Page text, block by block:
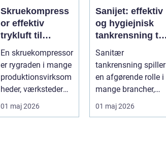
Skruekompress
or effektiv
trykluft til
industri og
værksted
En skruekompressor
er rygraden i mange
produktionsvirksom
heder, værksteder
og autohuse. Den
leverer ...
01 maj 2026
Sanijet: effektiv
og hygiejnisk
tankrensning til
krævende
industrier
Sanitær
tankrensning spiller
en afgørende rolle i
mange brancher,
produktkvalitet,...
01 maj 2026